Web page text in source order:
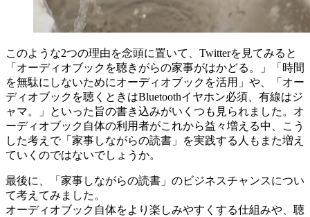
このような2つの理由を念頭に置いて、Twitterを見てみると
「オーディオブックを聴きがらの家事がはかどる。」「時間
を無駄にしないためにオーディオブックを活用」や、「オー
ディオブックを聴くときはBluetoothイヤホン必須、有線はジ
ャマ。」といった旨の書き込みがいくつも見られました。オ
ーディオブック自体の利用者がこれから益々増える中、こう
した考えで「家事しながらの読書」を実践する人もまた増え
ていくのではないでしょうか。
最後に、「家事しながらの読書」のビジネスチャンスについ
て考えてみました。
オーディオブック自体をより楽しみやすくする仕組みや、聴